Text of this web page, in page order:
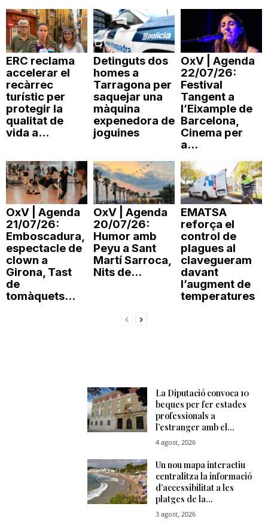
ERC reclama
accelerar el
recàrrec
turístic per
protegir la
qualitat de
vida a...
Detinguts dos
homes a
Tarragona per
saquejar una
màquina
expenedora de
joguines
OxV | Agenda
22/07/26:
Festival
Tangent a
l’Eixample de
Barcelona,
Cinema per
a...
OxV | Agenda
21/07/26:
Emboscadura,
espectacle de
clown a
Girona, Tast
de
tomàquets...
OxV | Agenda
20/07/26:
Humor amb
Peyu a Sant
Martí Sarroca,
Nits de...
EMATSA
reforça el
control de
plagues al
clavegueram
davant
l’augment de
temperatures